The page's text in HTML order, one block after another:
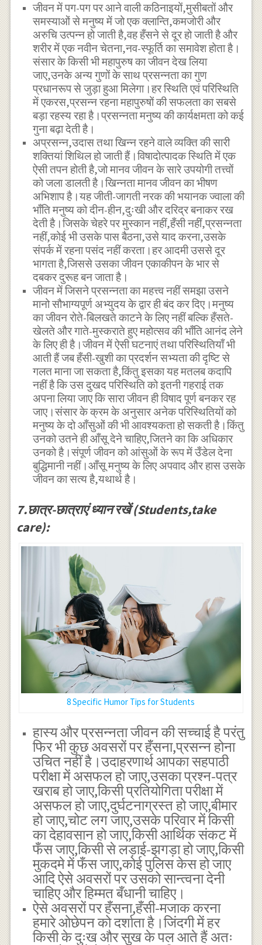
जीवन में पग-पग पर आने वाली कठिनाइयों,मुसीबतों और
समस्याओं से मनुष्य में जो एक क्लान्ति,कमजोरी और
अरुचि उत्पन्न हो जाती है,वह हँसने से दूर हो जाती है और
शरीर में एक नवीन चेतना,नव-स्फूर्ति का समावेश होता है।
संसार के किसी भी महापुरुष का जीवन देख लिया
जाए,उनके अन्य गुणों के साथ प्रसन्नता का गुण
प्रधानरूप से जुड़ा हुआ मिलेगा।हर स्थिति एवं परिस्थिति
में एकरस,प्रसन्न रहना महापुरुषों की सफलता का सबसे
बड़ा रहस्य रहा है।प्रसन्नता मनुष्य की कार्यक्षमता को कई
गुना बढ़ा देती है।
अप्रसन्न,उदास तथा खिन्न रहने वाले व्यक्ति की सारी
शक्तियां शिथिल हो जाती हैं।विषादोत्पादक स्थिति में एक
ऐसी तपन होती है,जो मानव जीवन के सारे उपयोगी तत्त्वों
को जला डालती है।खिन्नता मानव जीवन का भीषण
अभिशाप है।यह जीती-जागती नरक की भयानक ज्वाला की
भाँति मनुष्य को दीन-हीन,दुःखी और दरिद्र बनाकर रख
देती है।जिसके चेहरे पर मुस्कान नहीं,हँसी नहीं,प्रसन्नता
नहीं,कोई भी उसके पास बैठना,उसे याद करना,उसके
संपर्क में रहना पसंद नहीं करता।हर आदमी उससे दूर
भागता है,जिससे उसका जीवन एकाकीपन के भार से
दबकर दुरूह बन जाता है।
जीवन में जिसने प्रसन्नता का महत्त्व नहीं समझा उसने
मानो सौभाग्यपूर्ण अभ्युदय के द्वार ही बंद कर दिए।मनुष्य
का जीवन रोते-बिलखते काटने के लिए नहीं बल्कि हँसते-
खेलते और गाते-मुस्कराते हुए महोत्सव की भाँति आनंद लेने
के लिए ही है।जीवन में ऐसी घटनाएं तथा परिस्थितियाँ भी
आती हैं जब हँसी-खुशी का प्रदर्शन सभ्यता की दृष्टि से
गलत माना जा सकता है,किंतु इसका यह मतलब कदापि
नहीं है कि उस दुखद परिस्थिति को इतनी गहराई तक
अपना लिया जाए कि सारा जीवन ही विषाद पूर्ण बनकर रह
जाए।संसार के क्रम के अनुसार अनेक परिस्थितियों को
मनुष्य के दो आँसुओं की भी आवश्यकता हो सकती है।किंतु
उनको उतने ही आँसू देने चाहिए,जितने का कि अधिकार
उनको है।संपूर्ण जीवन को आंसुओं के रूप में उँडेल देना
बुद्धिमानी नहीं।आँसू मनुष्य के लिए अपवाद और हास उसके
जीवन का सत्य है,यथार्थ है।
7.छात्र-छात्राएं ध्यान रखें (Students,take
care):
8 Specific Humor Tips for Students
हास्य और प्रसन्नता जीवन की सच्चाई है परंतु
फिर भी कुछ अवसरों पर हँसना,प्रसन्न होना
उचित नहीं है।उदाहरणार्थ आपका सहपाठी
परीक्षा में असफल हो जाए,उसका प्रश्न-पत्र
खराब हो जाए,किसी प्रतियोगिता परीक्षा में
असफल हो जाए,दुर्घटनाग्रस्त हो जाए,बीमार
हो जाए,चोट लग जाए,उसके परिवार में किसी
का देहावसान हो जाए,किसी आर्थिक संकट में
फँस जाए,किसी से लड़ाई-झगड़ा हो जाए,किसी
मुकदमे में फँस जाए,कोई पुलिस केस हो जाए
आदि ऐसे अवसरों पर उसको सान्त्वना देनी
चाहिए और हिम्मत बँधानी चाहिए।
ऐसे अवसरों पर हँसना,हँसी-मजाक करना
हमारे ओछेपन को दर्शाता है।जिंदगी में हर
किसी के दुःख और सुख के पल आते हैं अतः